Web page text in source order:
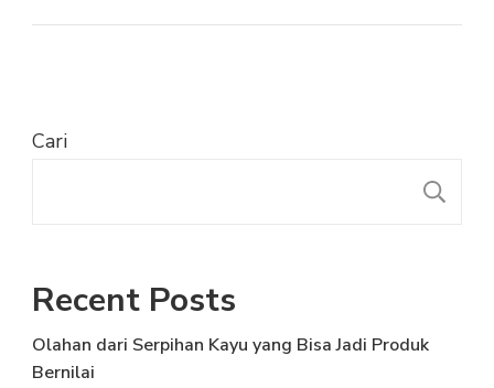
Cari
Recent Posts
Olahan dari Serpihan Kayu yang Bisa Jadi Produk
Bernilai